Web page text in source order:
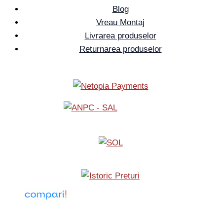
Blog
Vreau Montaj
Livrarea produselor
Returnarea produselor